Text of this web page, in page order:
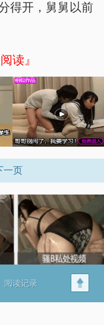
得开，舅舅以前
读』
一页
阅读记录